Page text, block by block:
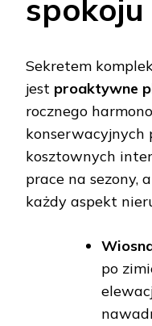
Sekretem
jest proaktywne
rocznego
konserwacyjnych
kosztownych
prace na sezony,
każdy aspekt
po